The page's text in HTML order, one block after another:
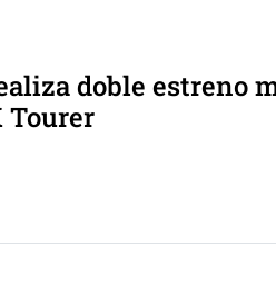
doble estreno
Tourer